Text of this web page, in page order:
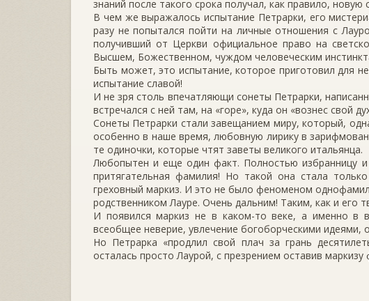
знаний после такого срока получал, как правило, новую
В чем же выражалось испытание Петрарки, его
разу не попытался пойти на личные отношения с
получивший от Церкви официальное право на
Высшем, Божественном, чуждом человеческим
Быть может, это испытание, которое приготовил для
испытание славой!
И не зря столь впечатляющи сонеты Петрарки,
встречался с ней там, на «горе», куда он «вознес свой
Сонеты Петрарки стали завещанием миру, который,
особенно в наше время, любовную лирику в
те одиночки, которые чтят заветы великого итальянца.
Любопытен и еще один факт. Полностью избранницу
притягательная фамилия! Но такой она стала
греховный маркиз. И это не было феноменом
родственником Лауре. Очень дальним! Таким, как и его
И появился маркиз не в каком-то веке, а именно в
всеобщее неверие, увлечение богоборческими идеями,
Но Петрарка «продлил свой плач за грань
осталась просто Лаурой, с презрением оставив